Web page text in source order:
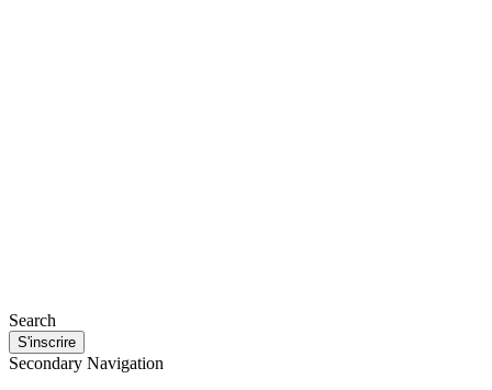
Search
S'inscrire
Secondary Navigation